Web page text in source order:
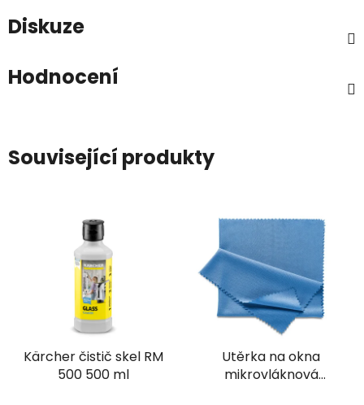
Diskuze
Hodnocení
Související produkty
Kärcher čistič skel RM
500 500 ml
Utěrka na okna
mikrovláknová